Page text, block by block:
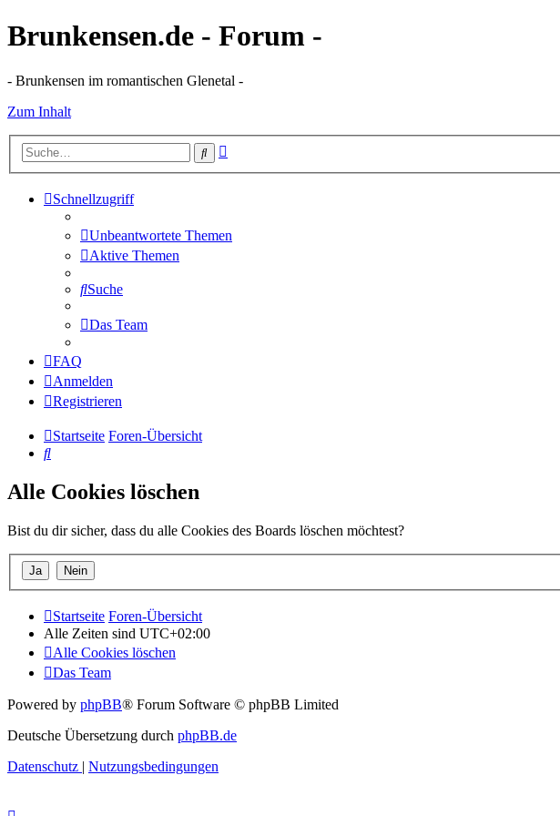
Brunkensen.de - Forum -
- Brunkensen im romantischen Glenetal -
Zum Inhalt
Suche
Schnellzugriff
Unbeantwortete Themen
Aktive Themen
Suche
Das Team
FAQ
Anmelden
Registrieren
Startseite Foren-Übersicht
Suche
Alle Cookies löschen
Bist du dir sicher, dass du alle Cookies des Boards löschen möchtest?
Startseite Foren-Übersicht
Alle Zeiten sind UTC+02:00
Alle Cookies löschen
Das Team
Powered by phpBB® Forum Software © phpBB Limited
Deutsche Übersetzung durch phpBB.de
Datenschutz | Nutzungsbedingungen